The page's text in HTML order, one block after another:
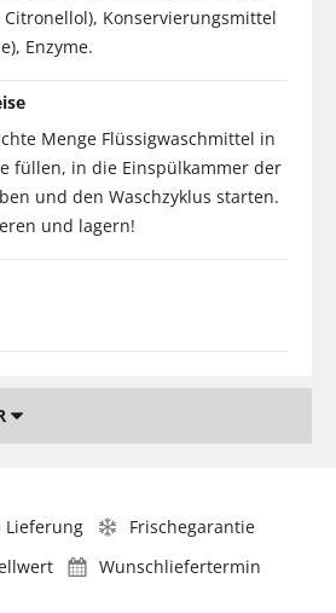
Citronellol), Konservierungsmittel
Enzyme.
Menge Flüssigwaschmittel in
füllen, in die Einspülkammer der
und den Waschzyklus starten.
und lagern!
Lieferung
Frischegarantie
Wunschliefertermin